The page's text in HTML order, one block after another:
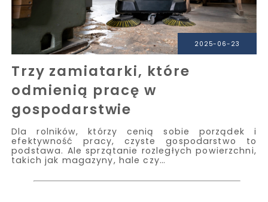
2025-06-23
Trzy zamiatarki, które
odmienią pracę w
gospodarstwie
Dla rolników, którzy cenią sobie porządek i
efektywność pracy, czyste gospodarstwo to
podstawa. Ale sprzątanie rozległych powierzchni,
takich jak magazyny, hale czy…